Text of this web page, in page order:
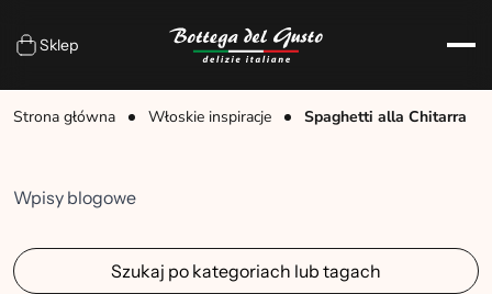
Sklep
Strona główna Włoskie inspiracje Spaghetti alla Chitarra
Wpisy blogowe
Szukaj po kategoriach lub tagach